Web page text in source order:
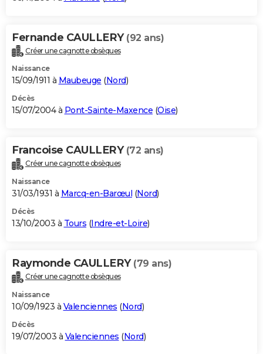
Fernande CAULLERY (92 ans)
Créer une cagnotte obsèques
Naissance
15/09/1911 à Maubeuge (Nord)
Décès
15/07/2004 à Pont-Sainte-Maxence (Oise)
Francoise CAULLERY (72 ans)
Créer une cagnotte obsèques
Naissance
31/03/1931 à Marcq-en-Barœul (Nord)
Décès
13/10/2003 à Tours (Indre-et-Loire)
Raymonde CAULLERY (79 ans)
Créer une cagnotte obsèques
Naissance
10/09/1923 à Valenciennes (Nord)
Décès
19/07/2003 à Valenciennes (Nord)